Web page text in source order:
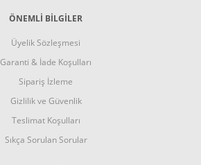
ÖNEMLİ BİLGİLER
Üyelik Sözleşmesi
Garanti & İade Koşulları
Sipariş İzleme
Gizlilik ve Güvenlik
Teslimat Koşulları
Sıkça Sorulan Sorular